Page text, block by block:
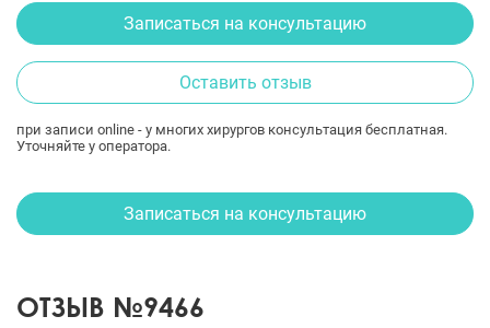
Записаться на консультацию
Оставить отзыв
при записи online - у многих хирургов консультация бесплатная.
Уточняйте у оператора.
Записаться на консультацию
ОТЗЫВ №9466